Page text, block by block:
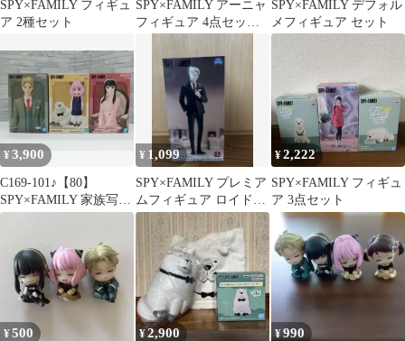
SPY×FAMILY フィギュ
ア 2種セット
SPY×FAMILY アーニャ
フィギュア 4点セット
+ベッキーキーホルダー
SPY×FAMILY デフォル
メフィギュア セット
¥3,900
C169-101♪【80】
SPY×FAMILY 家族写真
フィギュア 3体セット
¥ 1,099
SPY×FAMILY プレミア
ムフィギュア ロイド・
フォージャー パーティ
¥2,222
SPY×FAMILY フィギュ
ア 3点セット
¥500 ¥2,900 ¥990